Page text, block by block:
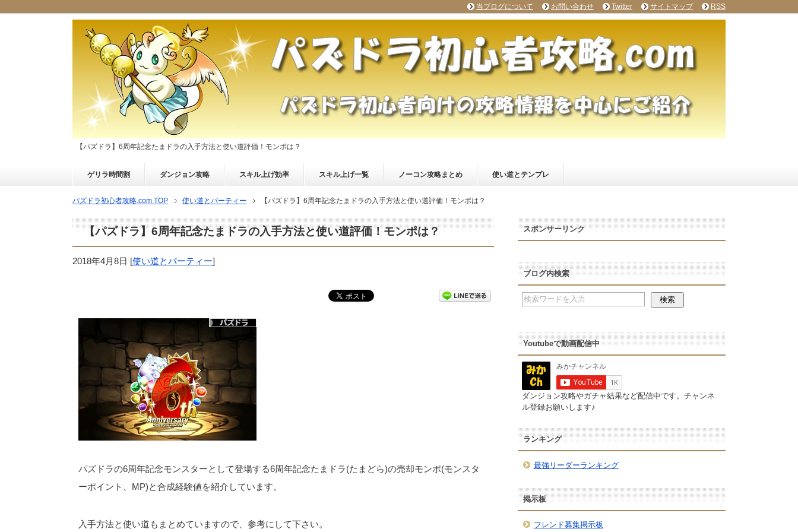
【パズドラ】6周年記念たまドラの入手方法と使い道評価！モンポは？
ゲリラ時間割 ダンジョン攻略 スキル上げ効率 スキル上げ一覧 ノーコン攻略まとめ 使い道とテンプレ
パズドラ初心者攻略.com TOP 使い道とパーティー 【パズドラ】6周年記念たまドラの入手方法と使い道評価！モンポは？
【パズドラ】6周年記念たまドラの入手方法と使い道評価！モンポは？
2018年4月8日 [使い道とパーティー]
パズドラの6周年記念モンスターとして登場する6周年記念たまドラ(たまどら)の売却モンポ(モンスタ
ーポイント、MP)と合成経験値を紹介しています。
入手方法と使い道もまとめていますので、参考にして下さい。
スポンサーリンク
ブログ内検索
Youtubeで動画配信中
ダンジョン攻略やガチャ結果など配信中です。チャンネ
ル登録お願いします♪
ランキング
最強リーダーランキング
掲示板
フレンド募集掲示板
当ブログについて お問い合わせ Twitter サイトマップ RSS